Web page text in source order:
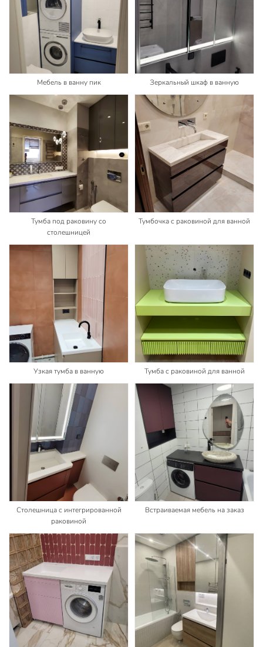
Мебель в ванну пик Зеркальный шкаф в ванную
Тумба под раковину со
столешницей
Тумбочка с раковиной для ванной
Узкая тумба в ванную Тумба с раковиной для ванной
Столешница с интегрированной
раковиной
Встраиваемая мебель на заказ